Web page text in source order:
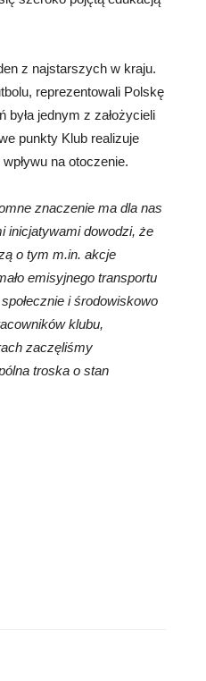
z najstarszych w kraju.
reprezentowali Polskę
jednym z założycieli
punkty Klub realizuje
na otoczenie.
znaczenie ma dla nas
inicjatywami dowodzi, że
o tym m.in. akcje
emisyjnego transportu
i środowiskowo
klubu,
zaczęliśmy
troska o stan